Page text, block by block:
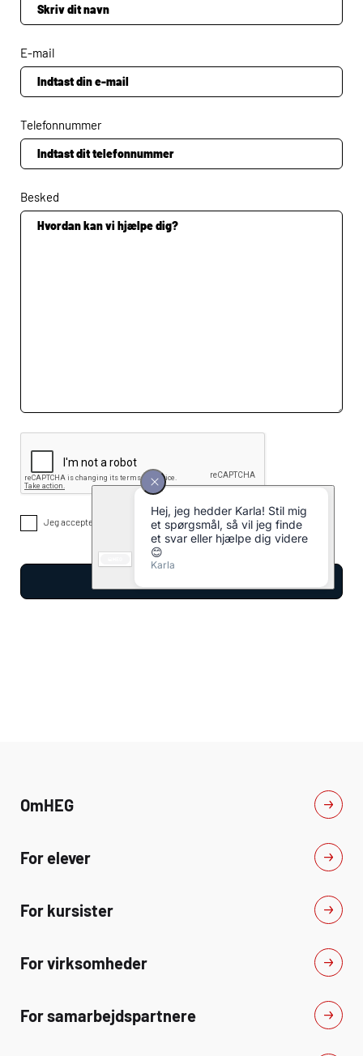
E-mail
Telefonnummer
Besked
Jeg accepterer betingelserne for brug af formularen
OmHEG
For elever
For kursister
For virksomheder
For samarbejdspartnere